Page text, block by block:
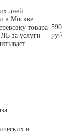
дней
в Москве
товара
за услуги
590
руб
и